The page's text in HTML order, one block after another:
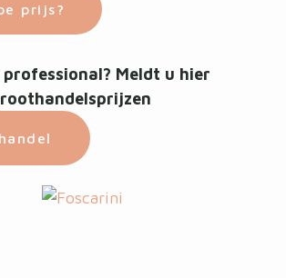
prijs?
professional? Meldt u hier